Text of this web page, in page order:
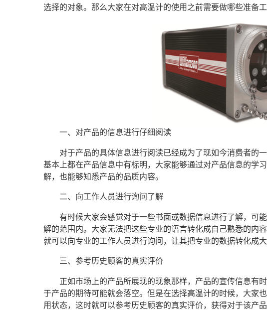
选择的对象。那么大家在对高温计的使用之前需要做哪些准备工
一、对产品的信息进行仔细阅读
对于产品的具体信息进行阅读已经成为了现如今消费者的
基本上都在产品信息中有标明，大家能够通过对产品信息的学
解，也能够知悉产品的品质内容。
二、向工作人员进行询问了解
有时候大家会感觉对于一些书面或数据信息进行了解，可
解的范围内。大家无法把这些专业的语言转化成自己熟悉的内
就可以向专业的工作人员进行询问，让其把专业的数据转化成大
三、参考历史顾客的真实评价
正如市场上的产品所展现的现象那样，产品的宣传信息有
于产品的期待可能就会落空。但是在选择高温计的时候，大家
用状态，这时就可以参考历史顾客的真实评价，获得对于该产品